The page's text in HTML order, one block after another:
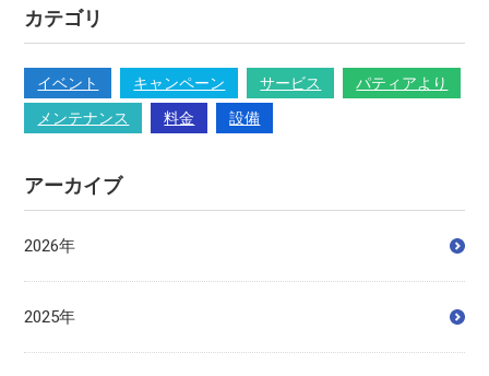
カテゴリ
イベント キャンペーン サービス
パティアより
メンテナンス
料金 設備
アーカイブ
2026年
2025年